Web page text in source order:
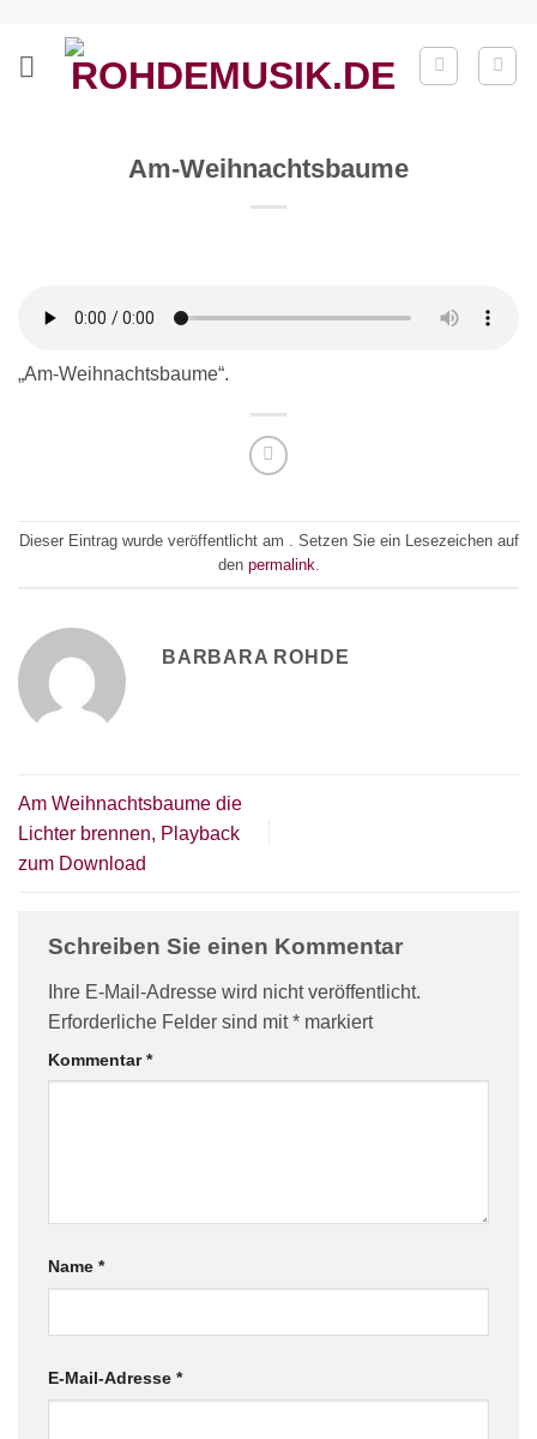
springen
Am-Weihnachtsbaume
„Am-Weihnachtsbaume“.
Dieser Eintrag wurde veröffentlicht am . Setzen Sie ein Lesezeichen auf
den permalink
BARBARA ROHDE
Am Weihnachtsbaume die
Lichter brennen, Playback
zum Download
Schreiben Sie einen Kommentar
Ihre E-Mail-Adresse wird nicht veröffentlicht.
Erforderliche Felder sind mit* markiert
Kommentar*
Name *
E-Mail-Adresse *